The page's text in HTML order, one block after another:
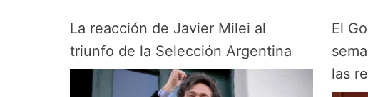
La reacción de Javier Milei al
triunfo de la Selección Argentina
El
las